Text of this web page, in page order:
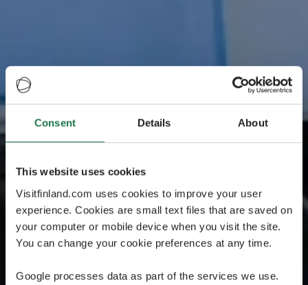
Consent Details About
This website uses cookies
Visitfinland.com uses cookies to improve your user
experience. Cookies are small text files that are saved on
your computer or mobile device when you visit the site.
You can change your cookie preferences at any time.
Google processes data as part of the services we use.